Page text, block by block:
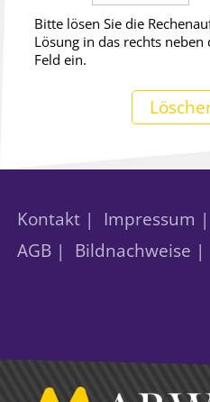
Bitte lösen Sie die
Lösung in das rechts neben
Feld ein.
Kontakt | Impressum |
AGB |
Bildnachweise |